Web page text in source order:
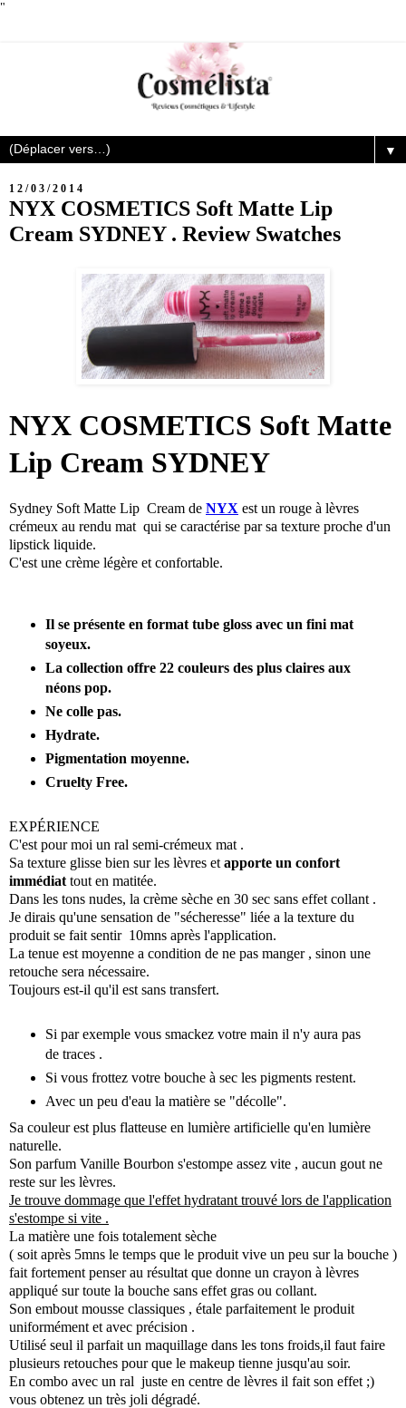
"
▼
12/03/2014
NYX COSMETICS Soft Matte Lip
Cream SYDNEY . Review Swatches
NYX COSMETICS Soft Matte
Lip Cream SYDNEY
Sydney Soft Matte Lip Cream de NYX est un rouge à lèvres
crémeux au rendu mat qui se caractérise par sa texture proche d'un
lipstick liquide.
C'est une crème légère et confortable.
Il se présente en format tube gloss avec un fini mat
soyeux.
La collection offre 22 couleurs des plus claires aux
néons pop.
Ne colle pas.
Hydrate.
Pigmentation moyenne.
Cruelty Free.
EXPÉRIENCE
C'est pour moi un ral semi-crémeux mat .
Sa texture glisse bien sur les lèvres et apporte un confort
immédiat tout en matitée.
Dans les tons nudes, la crème sèche en 30 sec sans effet collant .
Je dirais qu'une sensation de "sécheresse" liée a la texture du
produit se fait sentir 10mns après l'application.
La tenue est moyenne a condition de ne pas manger , sinon une
retouche sera nécessaire.
Toujours est-il qu'il est sans transfert.
Si par exemple vous smackez votre main il n'y aura pas
de traces .
Si vous frottez votre bouche à sec les pigments restent.
Avec un peu d'eau la matière se "décolle".
Sa couleur est plus flatteuse en lumière artificielle qu'en lumière
naturelle.
Son parfum Vanille Bourbon s'estompe assez vite , aucun gout ne
reste sur les lèvres.
Je trouve dommage que l'effet hydratant trouvé lors de l'application
s'estompe si vite .
La matière une fois totalement sèche
( soit après 5mns le temps que le produit vive un peu sur la bouche )
fait fortement penser au résultat que donne un crayon à lèvres
appliqué sur toute la bouche sans effet gras ou collant.
Son embout mousse classiques , étale parfaitement le produit
uniformément et avec précision .
Utilisé seul il parfait un maquillage dans les tons froids,il faut faire
plusieurs retouches pour que le makeup tienne jusqu'au soir.
En combo avec un ral juste en centre de lèvres il fait son effet ;)
vous obtenez un très joli dégradé.